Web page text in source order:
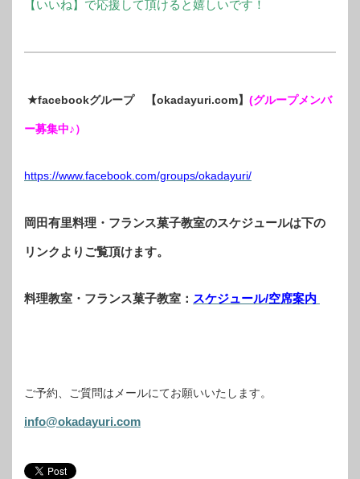
【いいね】で応援して頂けると嬉しいです！
★facebookグループ 【okadayuri.com】 (グループメンバ
ー募集中♪）
https://www.facebook.com/groups/okadayuri/
岡田有里料理・フランス菓子教室のスケジュールは下の
リンクよりご覧頂けます。
料理教室・フランス菓子教室： スケジュール/空席案内
ご予約、ご質問はメールにてお願いいたします。
info@okadayuri.com